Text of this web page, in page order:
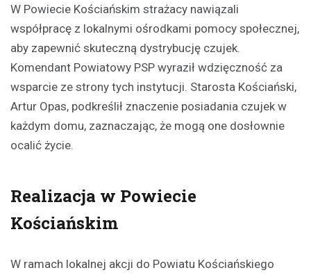
W Powiecie Kościańskim strażacy nawiązali
współpracę z lokalnymi ośrodkami pomocy społecznej,
aby zapewnić skuteczną dystrybucję czujek.
Komendant Powiatowy PSP wyraził wdzięczność za
wsparcie ze strony tych instytucji. Starosta Kościański,
Artur Opas, podkreślił znaczenie posiadania czujek w
każdym domu, zaznaczając, że mogą one dosłownie
ocalić życie.
Realizacja w Powiecie
Kościańskim
W ramach lokalnej akcji do Powiatu Kościańskiego